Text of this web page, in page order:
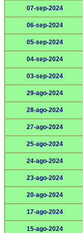
07-sep-2024
06-sep-2024
05-sep-2024
04-sep-2024
03-sep-2024
29-ago-2024
28-ago-2024
27-ago-2024
25-ago-2024
24-ago-2024
23-ago-2024
20-ago-2024
17-ago-2024
15-ago-2024